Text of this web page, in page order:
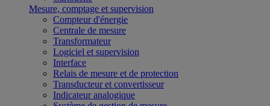
Mesure, comptage et supervision
Compteur d'énergie
Centrale de mesure
Transformateur
Logiciel et supervision
Interface
Relais de mesure et de protection
Transducteur et convertisseur
Indicateur analogique